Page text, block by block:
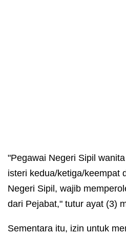
"Pegawai Negeri Sipil
isteri kedua/ketiga/keempat
Negeri Sipil, wajib
dari Pejabat," tutur ayat (3)
Sementara itu, izin untuk